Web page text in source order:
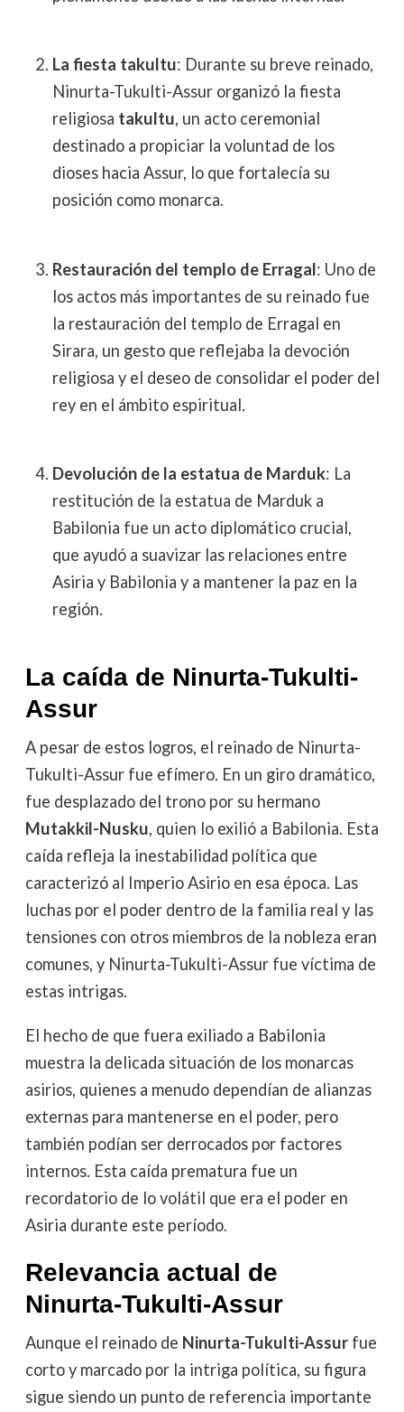
La fiesta takultu: Durante su breve reinado,
Ninurta-Tukulti-Assur organizó la fiesta
religiosa takultu, un acto ceremonial
destinado a propiciar la voluntad de los
dioses hacia Assur, lo que fortalecía su
posición como monarca.
Restauración del templo de Erragal: Uno de
los actos más importantes de su reinado fue
la restauración del templo de Erragal en
Sirara, un gesto que reflejaba la devoción
religiosa y el deseo de consolidar el poder del
rey en el ámbito espiritual.
Devolución de la estatua de Marduk: La
restitución de la estatua de Marduk a
Babilonia fue un acto diplomático crucial,
que ayudó a suavizar las relaciones entre
Asiria y Babilonia y a mantener la paz en la
región.
La caída de Ninurta-Tukulti-
Assur
A pesar de estos logros, el reinado de Ninurta-
Tukulti-Assur fue efímero. En un giro dramático,
fue desplazado del trono por su hermano
Mutakkil-Nusku, quien lo exilió a Babilonia. Esta
caída refleja la inestabilidad política que
caracterizó al Imperio Asirio en esa época. Las
luchas por el poder dentro de la familia real y las
tensiones con otros miembros de la nobleza eran
comunes, y Ninurta-Tukulti-Assur fue víctima de
estas intrigas.
El hecho de que fuera exiliado a Babilonia
muestra la delicada situación de los monarcas
asirios, quienes a menudo dependían de alianzas
externas para mantenerse en el poder, pero
también podían ser derrocados por factores
internos. Esta caída prematura fue un
recordatorio de lo volátil que era el poder en
Asiria durante este período.
Relevancia actual de
Ninurta-Tukulti-Assur
Aunque el reinado de Ninurta-Tukulti-Assurfue
corto y marcado por la intriga política, su figura
sigue siendo un punto de referencia importante